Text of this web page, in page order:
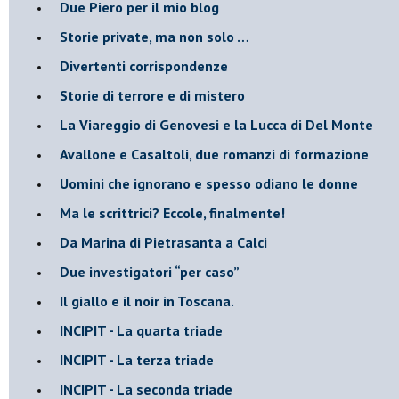
​Due Piero per il mio blog
​Storie private, ma non solo …
Divertenti corrispondenze
Storie di terrore e di mistero
La Viareggio di Genovesi e la Lucca di Del Monte
Avallone e Casaltoli, due romanzi di formazione
​Uomini che ignorano e spesso odiano le donne
Ma le scrittrici? Eccole, finalmente!
Da Marina di Pietrasanta a Calci
​Due investigatori “per caso”
​Il giallo e il noir in Toscana.
INCIPIT - La quarta triade
INCIPIT - La terza triade
INCIPIT - La seconda triade